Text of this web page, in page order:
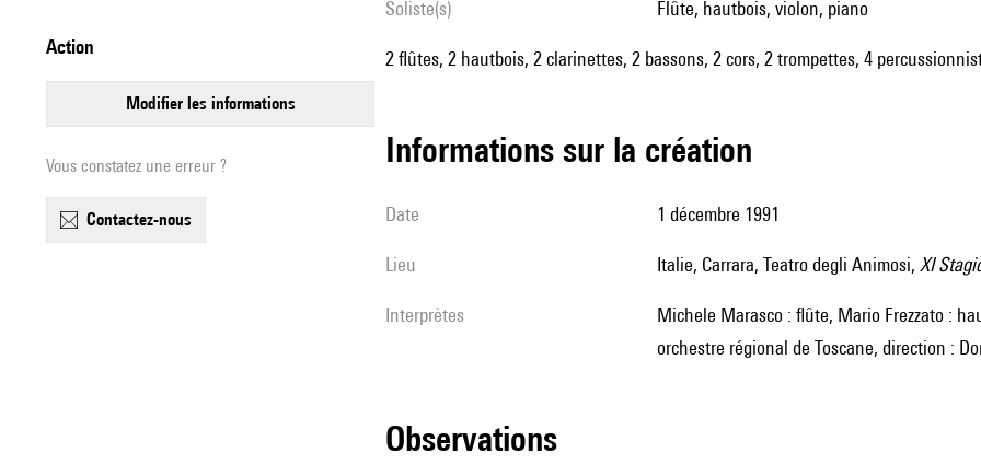
action
modifier les informations
Vous constatez une erreur ?
contactez-nous
Soliste(s) flûte, hautbois, violon, piano
2 flûtes, 2 hautbois, 2 clarinettes, 2 bassons, 2 cors, 2 trompettes, 4
informations sur la création
date 1 décembre 1991
lieu Italie, Carrara, Teatro degli Animosi, XI
interprètes
Michele Marasco : flûte, Mario Frezzato : hautbois, Andrea Tacchi : violon, Folco Vichi : piano, ORT
orchestre régional de Toscane, direction :
observations